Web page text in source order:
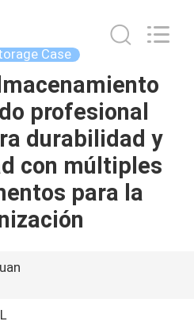
Case
profesional
durabilidad y
con múltiples
para la